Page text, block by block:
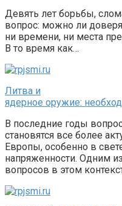
Девять лет борьбы,
вопрос: можно ли
ни времени, ни места
В то время как…
Литва и
ядерное оружие:
В последние годы
становятся все более
Европы, особенно в
напряженности. Одним
вопросов в этом